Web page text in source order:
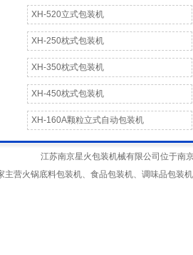
XH-520立式包装机
XH-250枕式包装机
XH-350枕式包装机
XH-450枕式包装机
XH-160A颗粒立式自动包装机
江苏南京星火包装机械有限公司位于
主营火锅底料包装机、食品包装机、调味品包装